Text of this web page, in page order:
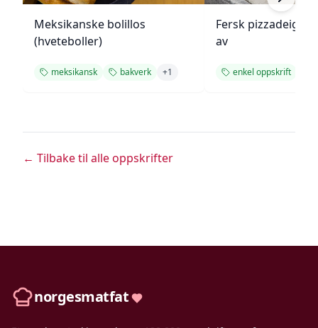
Meksikanske bolillos
(hveteboller)
meksikansk bakverk +1
Fersk pizzadeig
av
enkel oppskrift
← Tilbake til alle oppskrifter
norgesmatfat